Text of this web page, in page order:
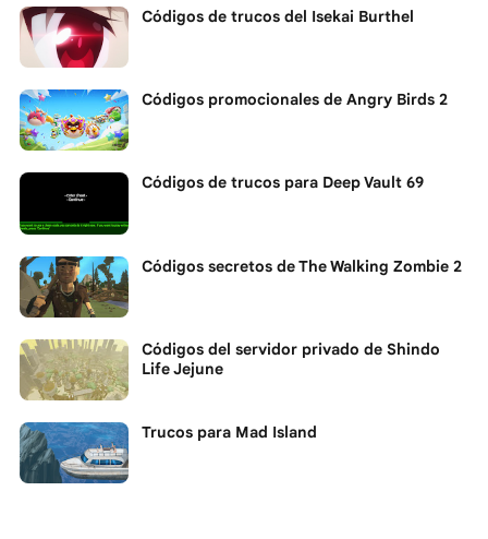
Códigos de trucos del Isekai Burthel
Códigos promocionales de Angry Birds 2
Códigos de trucos para Deep Vault 69
Códigos secretos de The Walking Zombie 2
Códigos del servidor privado de Shindo
Life Jejune
Trucos para Mad Island